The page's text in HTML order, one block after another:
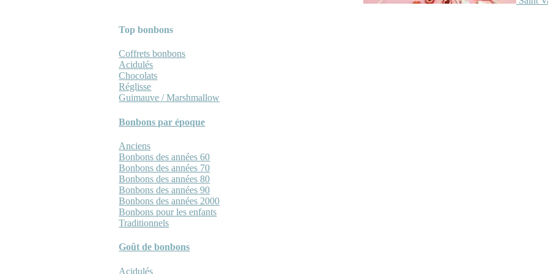
Top bonbons
Coffrets bonbons
Acidulés
Chocolats
Réglisse
Guimauve / Marshmallow
Bonbons par époque
Anciens
Bonbons des années 60
Bonbons des années 70
Bonbons des années 80
Bonbons des années 90
Bonbons des années 2000
Bonbons pour les enfants
Traditionnels
Goût de bonbons
Acidulés